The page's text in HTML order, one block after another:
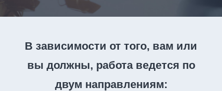
В зависимости от того, вам или
вы должны, работа ведется по
двум направлениям: